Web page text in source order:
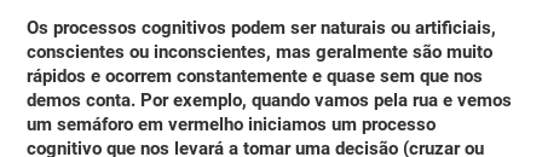
Os processos cognitivos podem ser naturais ou artificiais,
conscientes ou inconscientes, mas geralmentesão muito
rápidos e ocorrem constantemente e quase sem que nos
demos conta. Por exemplo, quando vamos pela rua e vemos
um semáforo em vermelho iniciamos um processo
cognitivo que nos levará a tomar uma decisão (cruzar ou